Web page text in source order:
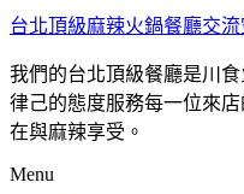
台北頂級麻辣火鍋餐廳交流
我們的台北頂級餐廳是川
律己的態度服務每一位來
在與麻辣享受。
Menu